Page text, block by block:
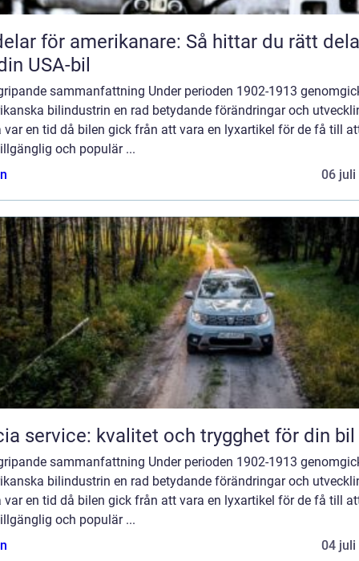
för amerikanare: Så hittar du rätt
USA-bil
sammanfattning Under perioden 1902-1913
bilindustrin en rad betydande förändringar och
var en tid då bilen gick från att vara en lyxartikel för de få till
och populär ...
06 juli
service: kvalitet och trygghet för din bil
sammanfattning Under perioden 1902-1913
bilindustrin en rad betydande förändringar och
var en tid då bilen gick från att vara en lyxartikel för de få till
och populär ...
04 juli